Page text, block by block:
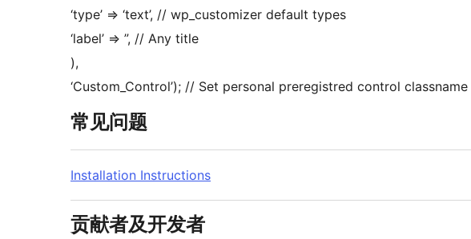
‘type’ => ‘text’, // wp_customizer default types
‘label’ => ”, // Any title
),
‘Custom_Control’); // Set personal preregistred control classname
常见问题
Installation Instructions
贡献者及开发者